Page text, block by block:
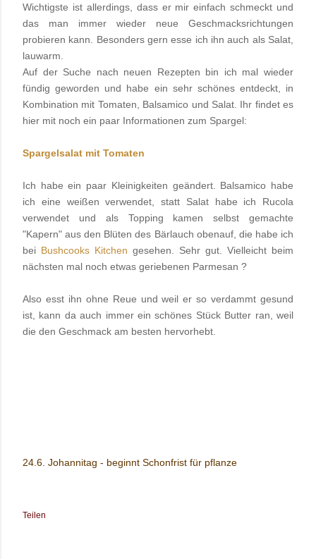
Wichtigste ist allerdings, dass er mir einfach schmeckt und
das man immer wieder neue Geschmacksrichtungen
probieren kann. Besonders gern esse ich ihn auch als Salat,
lauwarm.
Auf der Suche nach neuen Rezepten bin ich mal wieder
fündig geworden und habe ein sehr schönes entdeckt, in
Kombination mit Tomaten, Balsamico und Salat. Ihr findet es
hier mit noch ein paar Informationen zum Spargel:
Spargelsalat mit Tomaten
Ich habe ein paar Kleinigkeiten geändert. Balsamico habe
ich eine weißen verwendet, statt Salat habe ich Rucola
verwendet und als Topping kamen selbst gemachte
"Kapern" aus den Blüten des Bärlauch obenauf, die habe ich
bei Bushcooks Kitchen gesehen. Sehr gut. Vielleicht beim
nächsten mal noch etwas geriebenen Parmesan ?
Also esst ihn ohne Reue und weil er so verdammt gesund
ist, kann da auch immer ein schönes Stück Butter ran, weil
die den Geschmack am besten hervorhebt.
24.6. Johannitag - beginnt Schonfrist für pflanze
Teilen